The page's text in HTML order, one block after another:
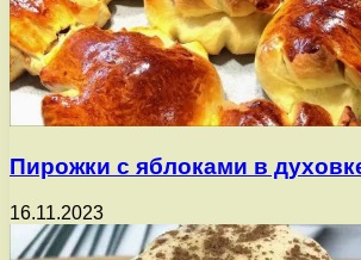
Пирожки с яблоками в
16.11.2023